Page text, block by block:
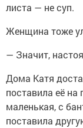
листа — не суп.
Женщина тоже
— Значит,
Дома Катя
поставила её
маленькая, с
поставила